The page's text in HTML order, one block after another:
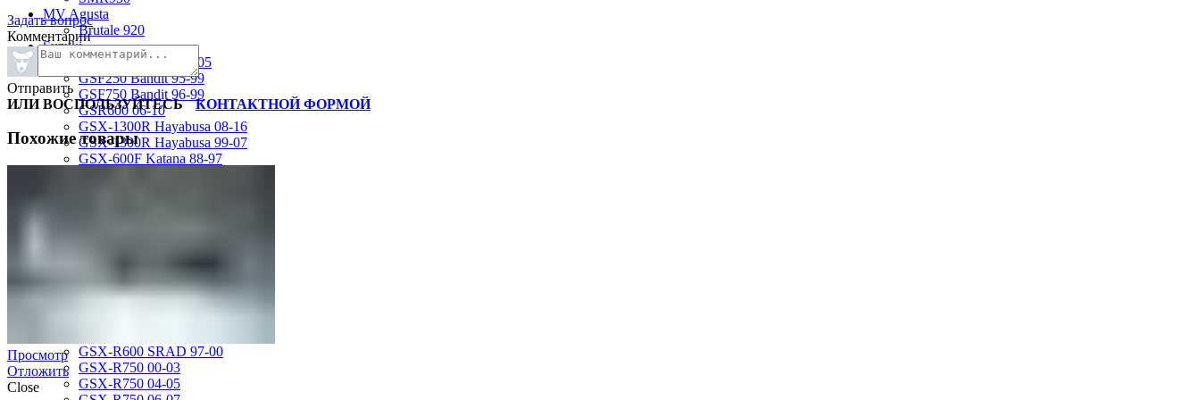
MV Agusta
Brutale 920
Suzuki
GSF1200 Bandit 01-05
GSF250 Bandit 95-99
GSF750 Bandit 96-99
GSR600 06-10
GSX-1300R Hayabusa 08-16
GSX-1300R Hayabusa 99-07
GSX-600F Katana 88-97
GSX-R400 90-95
GSX-R600 01-03
GSX-R600 SRAD 97-00
GSX-R750 00-03
GSX-R750 04-05
Задать вопрос
Комментарии
Отправить
ИЛИ ВОСПОЛЬЗУЙТЕСЬ КОНТАКТНОЙ ФОРМОЙ
Похожие товары
Просмотр
Отложить
Close